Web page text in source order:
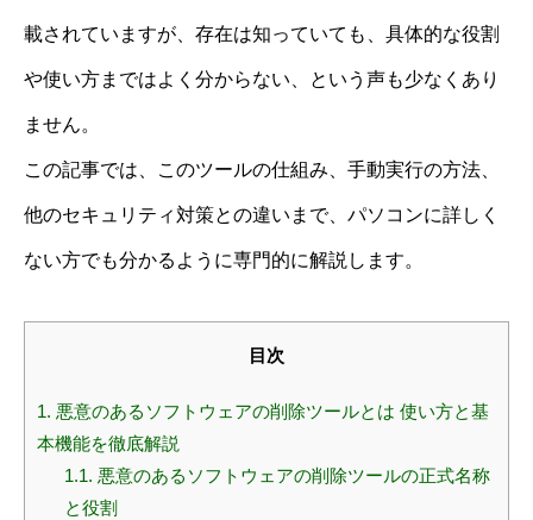
載されていますが、存在は知っていても、具体的な役割
や使い方まではよく分からない、という声も少なくあり
ません。
この記事では、このツールの仕組み、手動実行の方法、
他のセキュリティ対策との違いまで、パソコンに詳しく
ない方でも分かるように専門的に解説します。
目次
1. 悪意のあるソフトウェアの削除ツールとは 使い方と基
本機能を徹底解説
1.1. 悪意のあるソフトウェアの削除ツールの正式名称
と役割